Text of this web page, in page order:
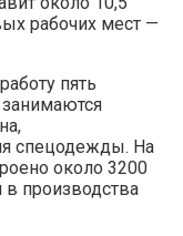
рабочих мест —
пять
спецодежды. На
около 3200
производства